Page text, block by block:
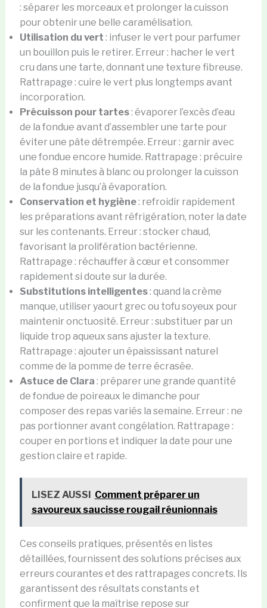
: séparer les morceaux et prolonger la cuisson
pour obtenir une belle caramélisation.
Utilisation du vert : infuser le vert pour parfumer
un bouillon puis le retirer. Erreur : hacher le vert
cru dans une tarte, donnant une texture fibreuse.
Rattrapage : cuire le vert plus longtemps avant
incorporation.
Précuisson pour tartes: évaporer l’excès d’eau
de la fondue avant d’assembler une tarte pour
éviter une pâte détrempée. Erreur : garnir avec
une fondue encore humide. Rattrapage : précuire
la pâte 8 minutes à blanc ou prolonger la cuisson
de la fondue jusqu’à évaporation.
Conservation et hygiène: refroidir rapidement
les préparations avant réfrigération, noter la date
sur les contenants. Erreur : stocker chaud,
favorisant la prolifération bactérienne.
Rattrapage : réchauffer à cœur et consommer
rapidement si doute sur la durée.
Substitutions intelligentes: quand la crème
manque, utiliser yaourt grec ou tofu soyeux pour
maintenir onctuosité. Erreur : substituer par un
liquide trop aqueux sans ajuster la texture.
Rattrapage : ajouter un épaississant naturel
comme de la pomme de terre écrasée.
Astuce de Clara : préparer une grande quantité
de fondue de poireaux le dimanche pour
composer des repas variés la semaine. Erreur : ne
pas portionner avant congélation. Rattrapage :
couper en portions et indiquer la date pour une
gestion claire et rapide.
LISEZ AUSSI Comment préparer un
savoureux saucisse rougail réunionnais
Ces conseils pratiques, présentés en listes
détaillées, fournissent des solutions précises aux
erreurs courantes et des rattrapages concrets. Ils
garantissent des résultats constants et
confirment que la maîtrise repose sur